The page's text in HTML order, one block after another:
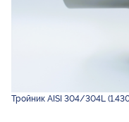
Тройник AISI 304/304L